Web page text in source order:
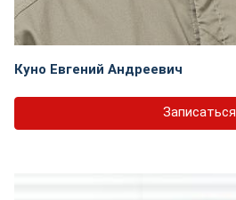
Куно Евгений Андреевич
Записаться